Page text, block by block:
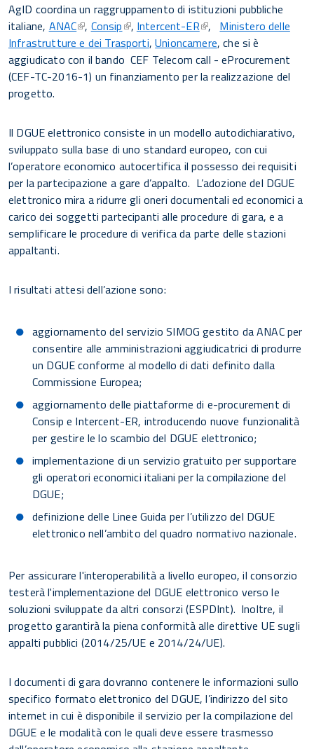
AgID coordina un raggruppamento di istituzioni pubbliche
italiane, ANAC , Consip , Intercent-ER , Ministero delle
Infrastrutture e dei Trasporti,Unioncamere, che si è
aggiudicato con il bando CEF Telecom call - eProcurement
(CEF-TC-2016-1) un finanziamento per la realizzazione del
progetto.
Il DGUE elettronico consiste in un modello autodichiarativo,
sviluppato sulla base di uno standard europeo, con cui
l’operatore economico autocertifica il possesso dei requisiti
per la partecipazione a gare d’appalto. L’adozione del DGUE
elettronico mira a ridurre gli oneri documentali ed economici a
carico dei soggetti partecipanti alle procedure di gara, e a
semplificare le procedure di verifica da parte delle stazioni
appaltanti.
I risultati attesi dell’azione sono:
aggiornamento del servizio SIMOG gestito da ANAC per
consentire alle amministrazioni aggiudicatrici di produrre
un DGUE conforme al modello di dati definito dalla
Commissione Europea;
aggiornamento delle piattaforme di e-procurement di
Consip e Intercent-ER, introducendo nuove funzionalità
per gestire le lo scambio del DGUE elettronico;
implementazione di un servizio gratuito per supportare
gli operatori economici italiani per la compilazione del
DGUE;
definizione delle Linee Guida per l’utilizzo del DGUE
elettronico nell’ambito del quadro normativo nazionale.
Per assicurare l'interoperabilità a livello europeo, il consorzio
testerà l'implementazione del DGUE elettronico verso le
soluzioni sviluppate da altri consorzi (ESPDInt). Inoltre, il
progetto garantirà la piena conformità alle direttive UE sugli
appalti pubblici (2014/25/UE e 2014/24/UE).
I documenti di gara dovranno contenere le informazioni sullo
specifico formato elettronico del DGUE, l’indirizzo del sito
internet in cui è disponibile il servizio per la compilazione del
DGUE e le modalità con le quali deve essere trasmesso